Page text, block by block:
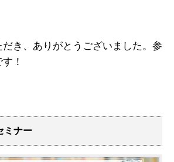
き、ありがとうございました。参
！
ミナー